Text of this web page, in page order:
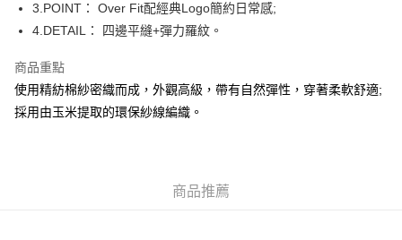
送貨方式
每筆HK$50.00，滿HK$499.00或以上免運費
付款後順豐合作便利店
每筆HK$50.00，滿HK$499.00或以上免運費
3.POINT： Over Fit配經典Logo簡約日常感;
4.DETAIL： 四邊平縫+彈力羅紋。
商品重點
使用精紡棉紗密織而成，外觀高級，帶有自然彈性，穿著柔軟舒適;
採用由玉米提取的環保紗線編織。
商品推薦